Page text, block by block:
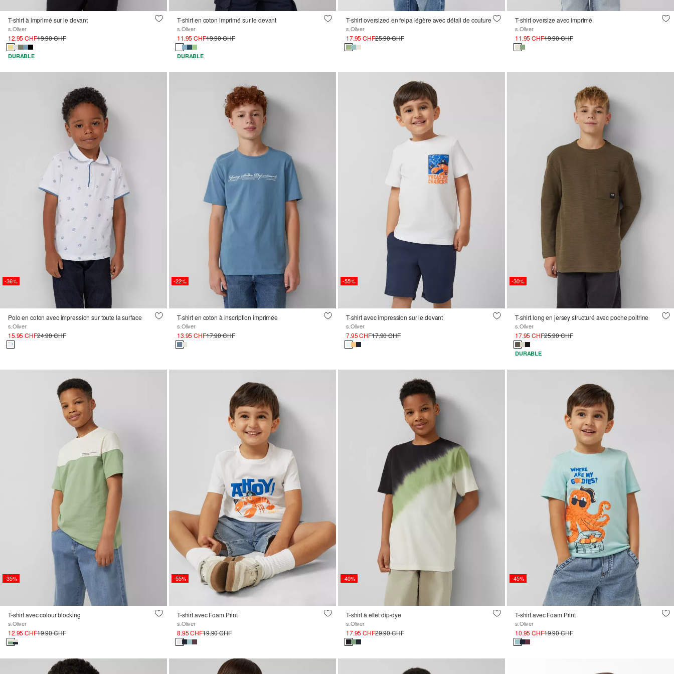
T-shirt à imprimé sur le devant
s.Oliver
12.95 CHF19.90 CHF
DURABLE
T-shirt en coton imprimé sur le devant
s.Oliver
11.95 CHF19.90 CHF
DURABLE
T-shirt oversized en felpa légère avec détail de couture
s.Oliver
17.95 CHF25.90 CHF
T-shirt oversize avec imprimé
s.Oliver
11.95 CHF19.90 CHF
-36%
Polo en coton avec impression sur toute la surface
s.Oliver
15.95 CHF24.90 CHF
-22%
T-shirt en coton à inscription imprimée
s.Oliver
13.95 CHF17.90 CHF
-55%
T-shirt avec impression sur le devant
s.Oliver
7.95 CHF17.90 CHF
-30%
T-shirt long en jersey structuré avec poche poitrine
s.Oliver
17.95 CHF25.90 CHF
DURABLE
-35%
T-shirt avec colour blocking
s.Oliver
12.95 CHF19.90 CHF
-55%
T-shirt avec Foam Print
s.Oliver
8.95 CHF19.90 CHF
-40%
T-shirt à effet dip-dye
s.Oliver
17.95 CHF29.90 CHF
-45%
T-shirt avec Foam Print
s.Oliver
10.95 CHF19.90 CHF